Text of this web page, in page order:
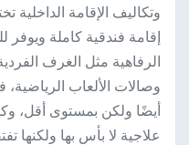
وتكاليف الإقامة
إقامة فندقية كاملة ويوفر
الرفاهية مثل الغرف
وصالات الألعاب الرياضية،
أيضًا ولكن بمستوى أقل،
علاجية لا بأس بها ولكنها